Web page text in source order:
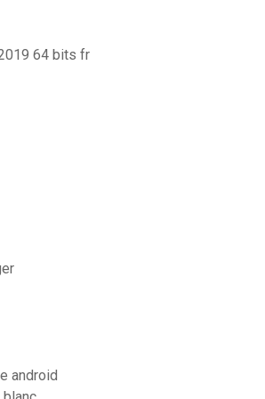
64 bits fr
android